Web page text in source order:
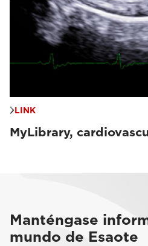
LINK
MyLibrary,
Manténgase
mundo de Esaote